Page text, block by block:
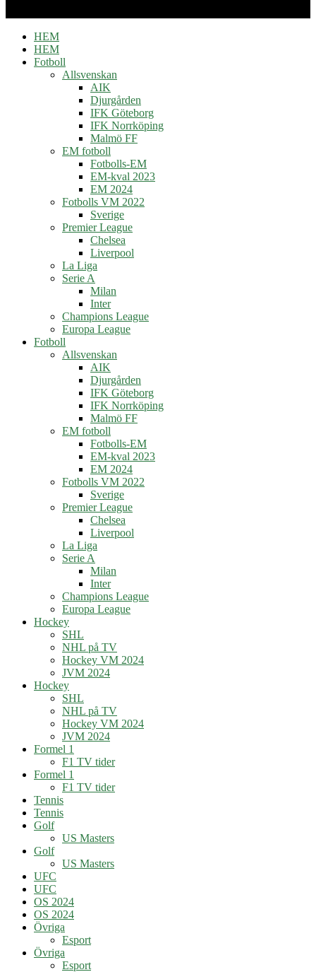
HEM
HEM
Fotboll
Allsvenskan
AIK
Djurgården
IFK Göteborg
IFK Norrköping
Malmö FF
EM fotboll
Fotbolls-EM
EM-kval 2023
EM 2024
Fotbolls VM 2022
Sverige
Premier League
Chelsea
Liverpool
La Liga
Serie A
Milan
Inter
Champions League
Europa League
Fotboll
Allsvenskan
AIK
Djurgården
IFK Göteborg
IFK Norrköping
Malmö FF
EM fotboll
Fotbolls-EM
EM-kval 2023
EM 2024
Fotbolls VM 2022
Sverige
Premier League
Chelsea
Liverpool
La Liga
Serie A
Milan
Inter
Champions League
Europa League
Hockey
SHL
NHL på TV
Hockey VM 2024
JVM 2024
Hockey
SHL
NHL på TV
Hockey VM 2024
JVM 2024
Formel 1
F1 TV tider
Formel 1
F1 TV tider
Tennis
Tennis
Golf
US Masters
Golf
US Masters
UFC
UFC
OS 2024
OS 2024
Övriga
Esport
Övriga
Esport